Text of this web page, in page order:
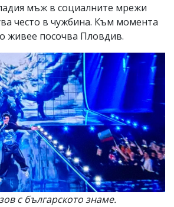
мъж в социалните мрежи
често в чужбина. Към момента
живее посочва Пловдив.
с българското знаме.